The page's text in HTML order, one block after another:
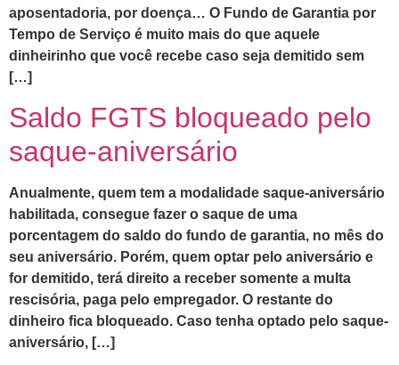
aposentadoria, por doença… O Fundo de Garantia por
Tempo de Serviço é muito mais do que aquele
dinheirinho que você recebe caso seja demitido sem
[…]
Saldo FGTS bloqueado pelo
saque-aniversário
Anualmente, quem tem a modalidade saque-aniversário
habilitada, consegue fazer o saque de uma
porcentagem do saldo do fundo de garantia, no mês do
seu aniversário. Porém, quem optar pelo aniversário e
for demitido, terá direito a receber somente a multa
rescisória, paga pelo empregador. O restante do
dinheiro fica bloqueado. Caso tenha optado pelo saque-
aniversário, […]